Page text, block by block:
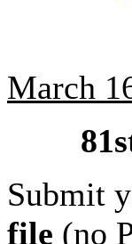
March
Submit
file (no